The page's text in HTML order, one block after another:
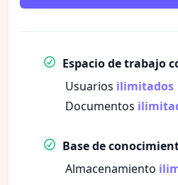
Espacio de trabajo
Usuarios ilimitados
Documentos
Base de
Almacenamiento